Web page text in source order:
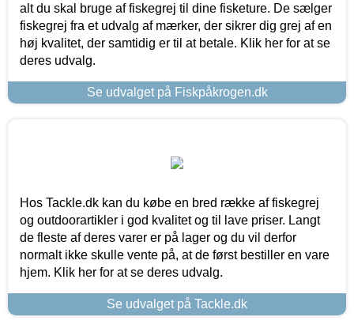
alt du skal bruge af fiskegrej til dine fisketure. De sælger
fiskegrej fra et udvalg af mærker, der sikrer dig grej af en
høj kvalitet, der samtidig er til at betale. Klik her for at se
deres udvalg.
Se udvalget på Fiskpåkrogen.dk
Hos Tackle.dk kan du købe en bred række af fiskegrej
og outdoorartikler i god kvalitet og til lave priser. Langt
de fleste af deres varer er på lager og du vil derfor
normalt ikke skulle vente på, at de først bestiller en vare
hjem. Klik her for at se deres udvalg.
Se udvalget på Tackle.dk